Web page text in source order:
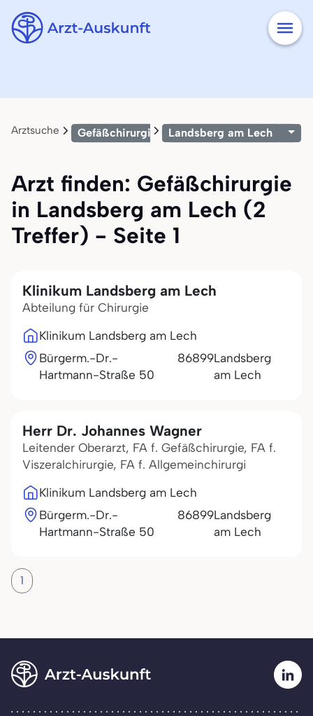
Arztsuche Gefäßchirurgie Landsberg am Lech
Arzt finden: Gefäßchirurgie
in Landsberg am Lech (2
Treffer) - Seite 1
Klinikum Landsberg am Lech
Abteilung für Chirurgie
Klinikum Landsberg am Lech
Bürgerm.-Dr.-
Hartmann-Straße 50
86899Landsberg
am Lech
Herr Dr. Johannes Wagner
Leitender Oberarzt, FA f. Gefäßchirurgie, FA f.
Viszeralchirurgie, FA f. Allgemeinchirurgi
Klinikum Landsberg am Lech
Bürgerm.-Dr.-
Hartmann-Straße 50
86899Landsberg
am Lech
1